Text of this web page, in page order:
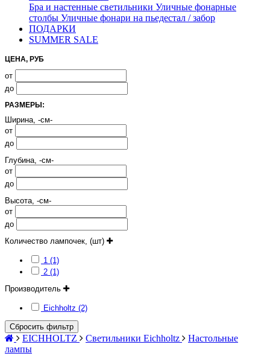
Бра и настенные светильники Уличные фонарные
столбы Уличные фонари на пьедестал / забор
ПОДАРКИ
SUMMER SALE
ЦЕНА, РУБ
от
до
РАЗМЕРЫ:
Ширина, -см-
от
до
Глубина, -см-
от
до
Высота, -см-
от
до
Количество лампочек, (шт)
1 (1)
2 (1)
Производитель
Eichholtz (2)
Сбросить фильтр
EICHHOLTZ Светильники Eichholtz
Настольные
лампы